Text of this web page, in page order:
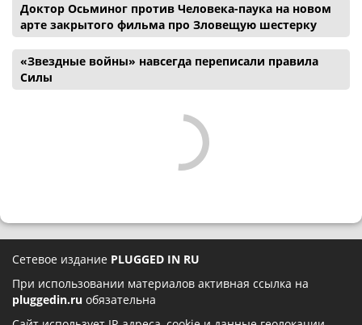
Доктор Осьминог против Человека-паука на новом
арте закрытого фильма про Зловещую шестерку
«Звездные войны» навсегда переписали правила
Силы
Сетевое издание PLUGGED IN RU
При использовании материалов активная ссылка на
pluggedin.ru обязательна